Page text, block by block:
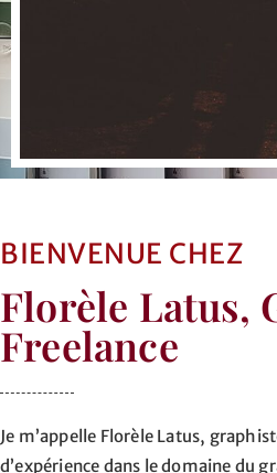
BIENVENUE CHEZ
Florèle Latus,
Freelance
Je m’appelle Florèle Latus,
d’expérience dans le domaine du